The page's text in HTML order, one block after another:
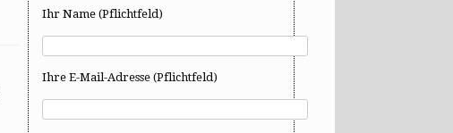
Ihr Name (Pflichtfeld)
Ihre E-Mail-Adresse (Pflichtfeld)